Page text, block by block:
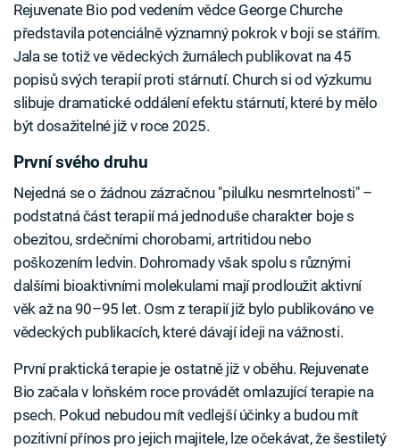
Rejuvenate Bio pod vedením vědce George Churche
představila potenciálně významný pokrok v boji se stářím.
Jala se totiž ve vědeckých žurnálech publikovat na 45
popisů svých terapií proti stárnutí. Church si od výzkumu
slibuje dramatické oddálení efektu stárnutí, které by mělo
být dosažitelné již v roce 2025.
První svého druhu
Nejedná se o žádnou zázračnou "pilulku nesmrtelnosti" –
podstatná část terapií má jednoduše charakter boje s
obezitou, srdečními chorobami, artritidou nebo
poškozením ledvin. Dohromady však spolu s různými
dalšími bioaktivními molekulami mají prodloužit aktivní
věk až na 90–95 let. Osm z terapií již bylo publikováno ve
vědeckých publikacích, které dávají ideji na vážnosti.
První praktická terapie je ostatně již v oběhu. Rejuvenate
Bio začala v loňském roce provádět omlazující terapie na
psech. Pokud nebudou mít vedlejší účinky a budou mít
pozitivní přínos pro jejich majitele, lze očekávat, že šestiletý